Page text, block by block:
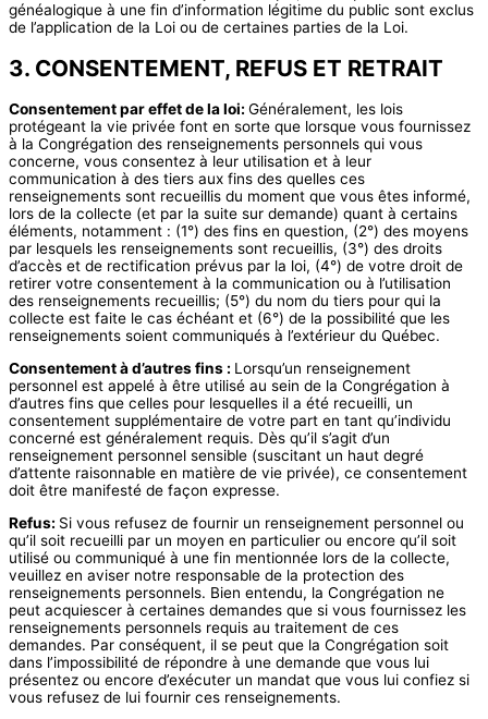
généalogique à une fin d’information légitime du public sont exclus
de l’application de la Loi ou de certaines parties de la Loi.
3. CONSENTEMENT, REFUS ET RETRAIT
Consentement par effet de la loi: Généralement, les lois
protégeant la vie privée font en sorte que lorsque vous fournissez
à la Congrégation des renseignements personnels qui vous
concerne, vous consentez à leur utilisation et à leur
communication à des tiers aux fins des quelles ces
renseignements sont recueillis du moment que vous êtes informé,
lors de la collecte (et par la suite sur demande) quant à certains
éléments, notamment : (1°) des fins en question, (2°) des moyens
par lesquels les renseignements sont recueillis, (3°) des droits
d’accès et de rectification prévus par la loi, (4°) de votre droit de
retirer votre consentement à la communication ou à l’utilisation
des renseignements recueillis; (5°) du nom du tiers pour qui la
collecte est faite le cas échéant et (6°) de la possibilité que les
renseignements soient communiqués à l’extérieur du Québec.
Consentement à d’autres fins : Lorsqu’un renseignement
personnel est appelé à être utilisé au sein de la Congrégation à
d’autres fins que celles pour lesquelles il a été recueilli, un
consentement supplémentaire de votre part en tant qu’individu
concerné est généralement requis. Dès qu’il s’agit d’un
renseignement personnel sensible (suscitant un haut degré
d’attente raisonnable en matière de vie privée), ce consentement
doit être manifesté de façon expresse.
Refus: Si vous refusez de fournir un renseignement personnel ou
qu’il soit recueilli par un moyen en particulier ou encore qu’il soit
utilisé ou communiqué à une fin mentionnée lors de la collecte,
veuillez en aviser notre responsable de la protection des
renseignements personnels. Bien entendu, la Congrégation ne
peut acquiescer à certaines demandes que si vous fournissez les
renseignements personnels requis au traitement de ces
demandes. Par conséquent, il se peut que la Congrégation soit
dans l’impossibilité de répondre à une demande que vous lui
présentez ou encore d’exécuter un mandat que vous lui confiez si
vous refusez de lui fournir ces renseignements.